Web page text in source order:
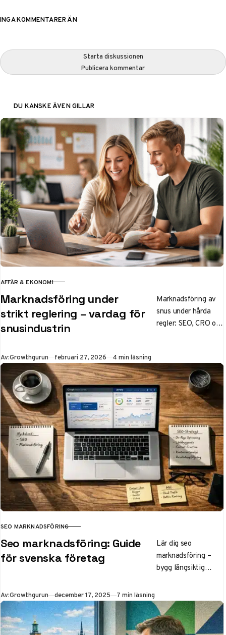
INGA KOMMENTARER ÄN
Starta diskussionen
Publicera kommentar
DU KANSKE ÄVEN GILLAR
KATEGORI
AFFÄR & EKONOMI
Marknadsföring under
strikt reglering – vardag för
snusindustrin
Marknadsföring av
snus under hårda
regler: SEO, CRO och
förbjudna.
Av:Growthgurun Publicerad
februari 27, 2026 4 min läsning
KATEGORI
SEO MARKNADSFÖRING
Seo marknadsföring: Guide
för svenska företag
Lär dig seo
marknadsföring –
bygg långsiktig
Strategier, SEO vs
SEM, trender 2025
och tips för e-
Av:Growthgurun Publicerad
december 17, 2025 7 min läsning